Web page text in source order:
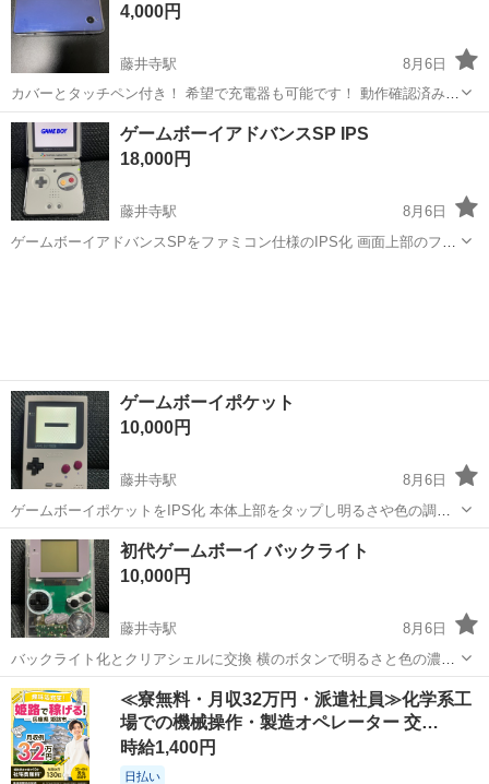
4,000円
藤井寺駅
8月6日
カバーとタッチペン付き！ 希望で充電器も可能です！ 動作確認済みで
す^ ^
大阪 羽曳野市 藤井寺駅 ポータブルゲーム
ゲームボーイアドバンスSP IPS
18,000円
藤井寺駅
8月6日
ゲームボーイアドバンスSPをファミコン仕様のIPS化 画面上部のフレ
ゲームボーイポケット
10,000円
藤井寺駅
8月6日
ゲームボーイポケットをIPS化 本体上部をタップし明るさや色の調節
可能です^ ^
大阪 羽曳野市 藤井寺駅 ポータブルゲーム
ゲームボーイポケット
初代ゲームボーイ バックライト
10,000円
藤井寺駅
8月6日
バックライト化とクリアシェルに交換 横のボタンで明るさと色の濃さ
調節出来ます^ ^
大阪 羽曳野市 藤井寺駅 ポータブルゲーム
≪寮無料・月収32万円・派遣社員≫化学系工
場での機械操作・製造オペレーター 交…
時給1,400円
日払い